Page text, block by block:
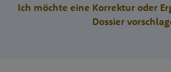
Ich möchte eine Korrektur oder
Dossier